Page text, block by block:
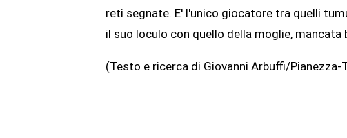
reti segnate. E' l'unico giocatore tra quelli
il suo loculo con quello della moglie, mancata
(Testo e ricerca di Giovanni Arbuffi/Pianezza-